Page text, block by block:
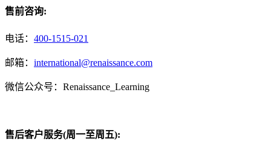
售前咨询:
电话： 400-1515-021
邮箱： international@renaissance.com
微信公众号：Renaissance_Learning
售后客户服务(周一至周五):